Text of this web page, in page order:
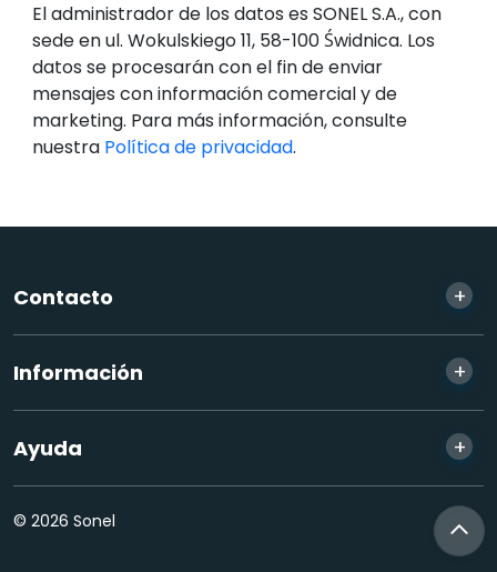
El administrador de los datos es SONEL S.A., con
sede en ul. Wokulskiego 11, 58-100 Świdnica. Los
datos se procesarán con el fin de enviar
mensajes con información comercial y de
marketing. Para más información, consulte
nuestra Política de privacidad.
Contacto +
Información +
Ayuda +
© 2026 Sonel